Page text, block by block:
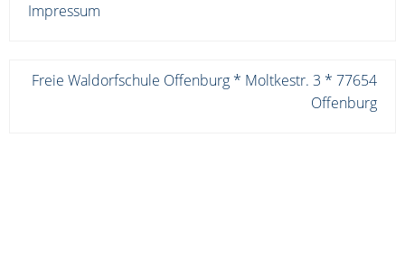
Impressum
Freie Waldorfschule Offenburg * Moltkestr. 3 * 77654
Offenburg